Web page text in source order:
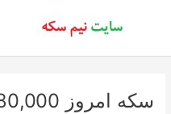
سکه امروز 104,580,000 ساعت 18:31